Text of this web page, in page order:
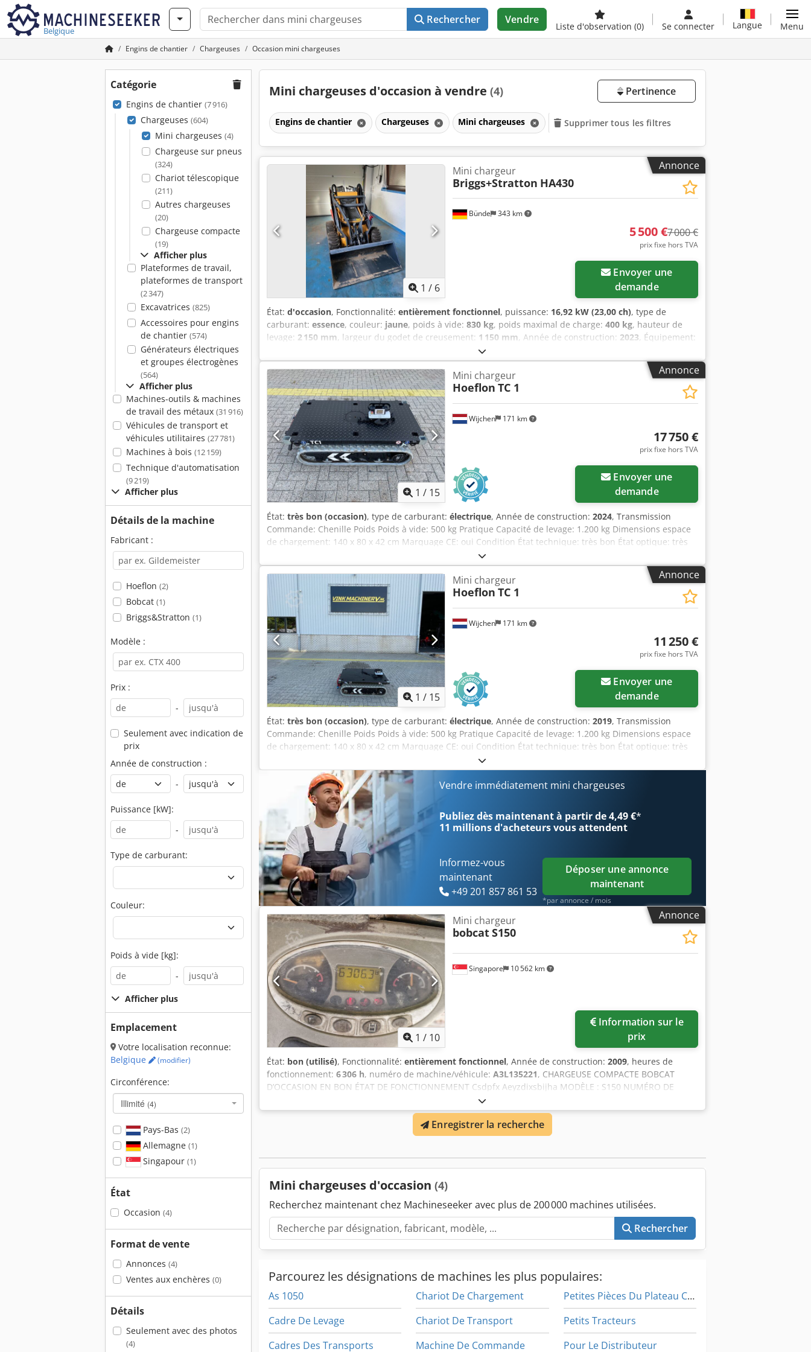
Belgique
Rechercher Vendre
Liste d'observation (0) Se connecter Langue Menu
Engins de chantier Chargeuses Occasion mini chargeuses
Catégorie
Engins de chantier (7 916)
Chargeuses (604)
Mini chargeuses (4)
Chargeuse sur pneus
(324)
Chariot télescopique
(211)
Autres chargeuses
(20)
Chargeuse compacte
(19)
Afficher plus
Plateformes de travail,
plateformes de transport
(2 347)
Excavatrices (825)
Accessoires pour engins
de chantier (574)
Générateurs électriques
et groupes électrogènes
(564)
Afficher plus
Machines-outils & machines
de travail des métaux (31 916)
Véhicules de transport et
véhicules utilitaires (27 781)
Machines à bois (12 159)
Technique d'automatisation
(9 219)
Afficher plus
Détails de la machine
Fabricant :
Hoeflon (2)
Bobcat (1)
Briggs&Stratton (1)
Modèle :
Prix :
-
Seulement avec indication de
prix
Année de construction :
-
Puissance [kW]:
-
Type de carburant:
Couleur:
Poids à vide [kg]:
-
Afficher plus
Emplacement
Votre localisation reconnue:
Belgique
(modifier)
Circonférence:
Illimité (4)
Pays-Bas (2)
Allemagne (1)
Singapour (1)
État
Occasion (4)
Format de vente
Annonces (4)
Ventes aux enchères (0)
Détails
Seulement avec des photos
(4)
Mini chargeuses d'occasion à vendre (4) Pertinence
Engins de chantier Chargeuses Mini chargeuses Supprimer tous les filtres
Annonce
1 / 6
Bünde 343 km
Mini chargeur
Briggs+Stratton HA430
5 500 €7 000 €
prix fixe hors TVA
demande
État: d'occasion, Fonctionnalité: entièrement fonctionnel, puissance: 16,92 kW (23,00 ch), type de
carburant: essence, couleur: jaune, poids à vide: 830 kg, poids maximal de charge: 400 kg, hauteur de
levage: 2 150 mm, largeur du godet de creusement: 1 150 mm, Année de construction: 2023, Équipement:
, Nous proposons cette mini-pelle Briggs+Stratton HA430 d’occasion,
année 2023. Chjdpsytd Uwjfx Abiea Fabricant : Briggs+Stratton Modèle : HA430 Année : 2023 État :
occasion ID catégorie : 105 ID type : 20 Type de machine : mini-pelle Mini-pelle maniable, équipée d’un
robuste godet et d’une fourche à palettes. Peut être transportée dans un utilitaire. Siège arrière Attache
rapide mécanique Connexion : circuit hydraulique 3 voies Puissance moteur : 23 ch Moteur
Briggs+Stratton, essence Poids à vide : 830 kg Charge maximale : 400 kg Hauteur de levage : 2 150 mm
Largeur : 1 150 mm Hauteur : 1 280 mm Longueur : 2 010 mm Longueur avec godet : 2 530 mm Longueur
avec fourche : 2 910 mm Polyvalente et facilement transportable, convient par ex. en chargeur de cour,
pour l’aménagement paysager, les travaux de démolition, les pépinières, la sylviculture et les services
hivernaux. Faible nombre d’heures, env. 30 heures. La pelle est quasi neuve mais n’est plus nécessaire.
Prix neuf : 11 000 €. Pour toute question ou demande d’informations complémentaires, merci de nous
écrire ou de nous appeler.
Annonce
1 / 15
Wijchen 171 km
Mini chargeur
Hoeflon TC 1
17 750 €
prix fixe hors TVA
demande
État: très bon (occasion), type de carburant: électrique, Année de construction: 2024, Transmission
Commande: Chenille Poids Poids à vide: 500 kg Pratique Capacité de levage: 1.200 kg Dimensions espace
de chargement: 140 x 80 x 42 cm Marquage CE: oui Condition État technique: très bon État optique: très
bon Autres informations Conditions de livraison: EXW Pays de production: NL Chedpezlrcfefx Abioa
Informations complémentaires Veuillez contacter Vink Machinery pour plus d'informations Hoeflon TC 1
avec plateau tournant * 2024 * Alimentation par batterie * Plateau tournant à 360° * Télécommande *
Utilisation à une main * Capacité de levage : 1 200 kg * Poids propre : 500 kg
Annonce
1 / 15
Wijchen 171 km
Mini chargeur
Hoeflon TC 1
11 250 €
prix fixe hors TVA
demande
État: très bon (occasion), type de carburant: électrique, Année de construction: 2019, Transmission
Commande: Chenille Poids Poids à vide: 500 kg Pratique Capacité de levage: 1.200 kg Dimensions espace
de chargement: 140 x 80 x 42 cm Marquage CE: oui Condition État technique: très bon État optique: très
bon Autres informations Conditions de livraison: EXW Pays de production: NL Informations
complémentaires Veuillez contacter Vink Machinery pour plus d'informations Hoeflon TC 1 avec plateau
tournant * 2019 * Alimentation par batterie * Plateau tournant à 360° * Télécommande * Utilisation à une
main * Capacité de levage : 1 200 kg Csdpfxozlqy No Abijha * Poids propre : 500 kg
Vendre immédiatement mini chargeuses
Publiez dès maintenant à partir de 4,49 €*
11 millions d'acheteursvous attendent
Informez-vous
maintenant
+49 201 857 861 53
Déposer une annonce
maintenant
*par annonce / mois
Annonce
1 / 10
Singapore 10 562 km
Mini chargeur
bobcatS150
Information sur le
prix
État: bon (utilisé), Fonctionnalité: entièrement fonctionnel, Année de construction: 2009, heures de
fonctionnement: 6 306 h, numéro de machine/véhicule: A3L135221, CHARGEUSE COMPACTE BOBCAT
D’OCCASION EN BON ÉTAT DE FONCTIONNEMENT Csdpfx Aeyzdixsbijha MODÈLE : S150 NUMÉRO DE
Enregistrer la recherche
Mini chargeuses d'occasion (4)
Recherchez maintenant chez Machineseeker avec plus de 200 000 machines utilisées.
Rechercher
Parcourez les désignations de machines les plus populaires:
As 1050
Cadre De Levage
Cadres Des Transports
Chariot De Chargement
Chariot De Transport
Machine De Commande
Petites Pièces Du Plateau Continue
Petits Tracteurs
Pour Le Distributeur